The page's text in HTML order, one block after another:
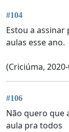
#104
Estou a
aulas esse ano.
(Criciúma,
#106
Não quero que
aula pra todos